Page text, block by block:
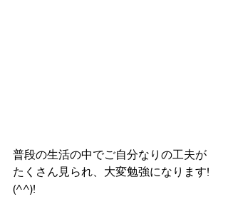
普段の生活の中でご自分なりの工夫が
たくさん見られ、大変勉強になります!
(^^)!